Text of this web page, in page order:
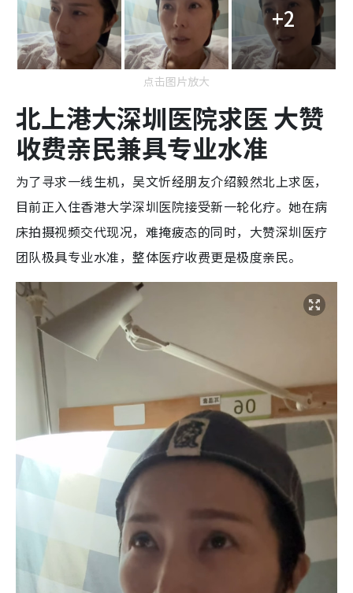
+2
点击图片放大
北上港大深圳医院求医 大赞
收费亲民兼具专业水准
为了寻求一线生机，吴文忻经朋友介绍毅然北上求医，
目前正入住香港大学深圳医院接受新一轮化疗。她在病
床拍摄视频交代现况，难掩疲态的同时，大赞深圳医疗
团队极具专业水准，整体医疗收费更是极度亲民。